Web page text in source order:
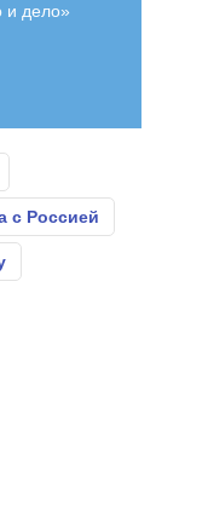
и дело»
с Россией